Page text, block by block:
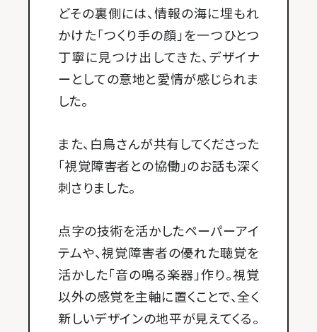
どその裏側には、情報の海に埋もれ
かけた「つくり手の顔」を一つひとつ
丁寧に見つけ出してきた、デザイナ
ーとしての意地と愛情が感じられま
した。
また、白鳥さんが共有してくださった
「視覚障害者との協働」のお話も深く
刺さりました。
点字の技術を活かしたペーパーアイ
テムや、視覚障害者の優れた聴覚を
活かした「音の鳴る楽器」作り。視覚
以外の感覚を主軸に置くことで、全く
新しいデザインの地平が見えてくる。